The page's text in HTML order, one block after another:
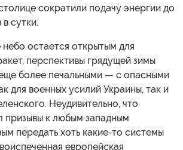
сократили подачу энергии до
сутки.
остается открытым для
перспективы грядущей зимы
более печальными — с опасными
для военных усилий Украины, так и
Неудивительно, что
призывы к любым западным
передать хоть какие-то системы
европейская